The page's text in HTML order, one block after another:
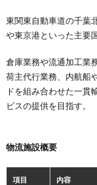
東関東自動車道の千葉
や東京港といった主要
倉庫業務や流通加工業
荷主代行業務、内航船
ドを組み合わせた一貫
ビスの提供を目指す。
物流施設概要
項目 内容